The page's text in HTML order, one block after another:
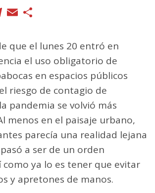
Telegram
Email
que el lunes 20 entró en
el uso obligatorio de
en espacios públicos
riesgo de contagio de
pandemia se volvió más
menos en el paisaje urbano,
parecía una realidad lejana
a ser de un orden
como ya lo es tener que evitar
y apretones de manos.